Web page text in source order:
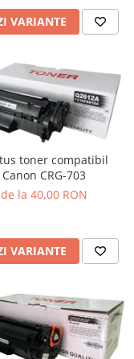
VARIANTE
toner compatibil
Canon CRG-703
de la 40,00 RON
VARIANTE